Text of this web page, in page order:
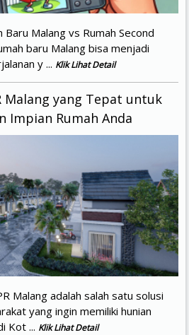
Baru Malang vs Rumah Second
baru Malang bisa menjadi
y ... Klik Lihat Detail
Malang yang Tepat untuk
Impian Rumah Anda
Malang adalah salah satu solusi
yang ingin memiliki hunian
Kot ... Klik Lihat Detail